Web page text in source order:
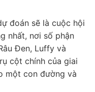
đoán sẽ là cuộc hội
nhất, nơi số phận
Đen, Luffy và
cột chính của giai
một con đường và